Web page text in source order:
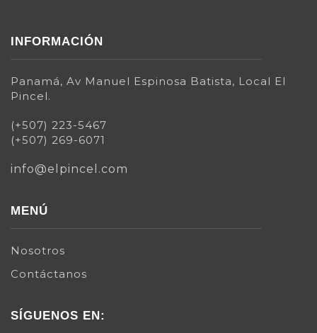
INFORMACIÓN
Panamá, Av Manuel Espinosa Batista, Local El
Pincel.
(+507) 223-5467
(+507) 269-6071
info@elpincel.com
MENÚ
Nosotros
Contáctanos
SÍGUENOS EN: